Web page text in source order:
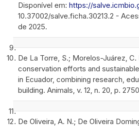
Disponível em: https://
10.37002/salve.ficha.30213.2 -
de 2025.
De La Torre, S.; Morelos-Juárez, C.
conservation efforts and
in Ecuador, combining research,
building. Animals, v. 12, n. 20, p.
De Oliveira, A. N.; De Oliveira